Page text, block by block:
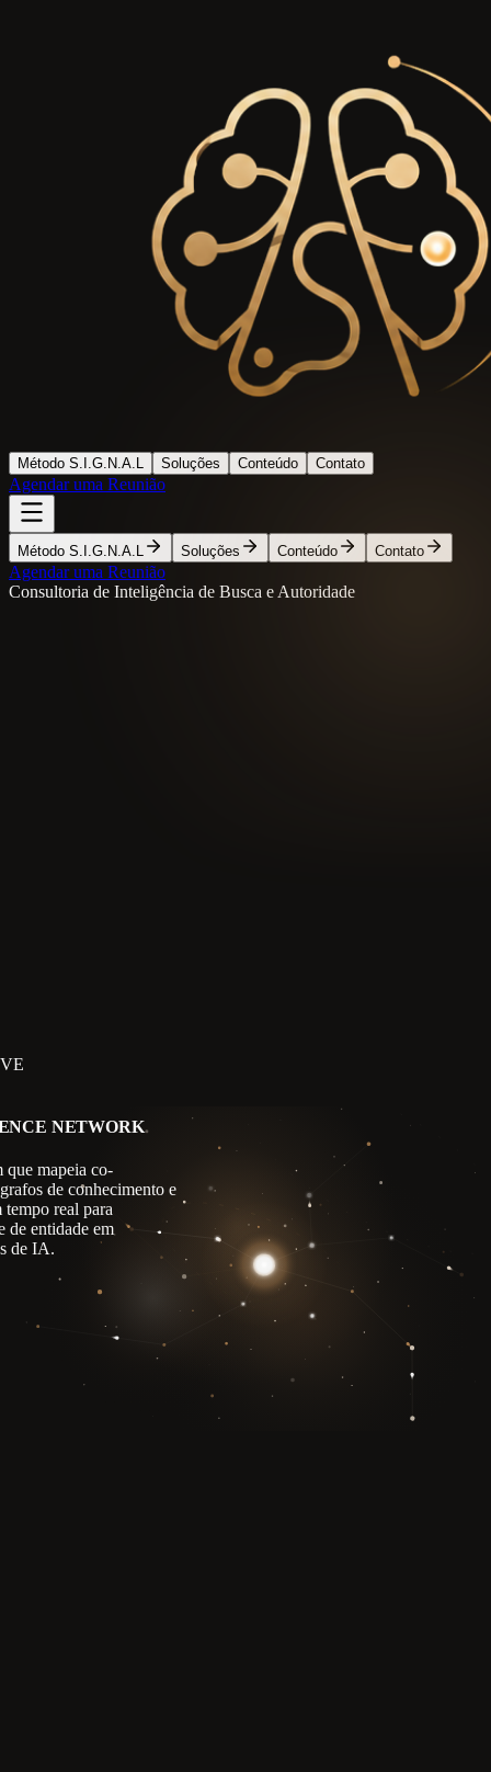
Método S.I.G.N.A.L Soluções Conteúdo Contato
Agendar uma Reunião
Método S.I.G.N.A.L Soluções Conteúdo Contato
Agendar uma Reunião
Consultoria de Inteligência de Busca e Autoridade
NETWORK
que mapeia co-
de conhecimento e
tempo real para
de entidade em
de IA.